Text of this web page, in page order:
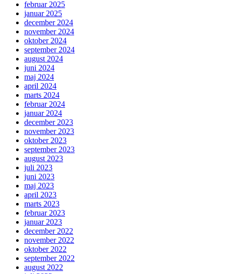
februar 2025
januar 2025
december 2024
november 2024
oktober 2024
september 2024
august 2024
juni 2024
maj 2024
april 2024
marts 2024
februar 2024
januar 2024
december 2023
november 2023
oktober 2023
september 2023
august 2023
juli 2023
juni 2023
maj 2023
april 2023
marts 2023
februar 2023
januar 2023
december 2022
november 2022
oktober 2022
september 2022
august 2022